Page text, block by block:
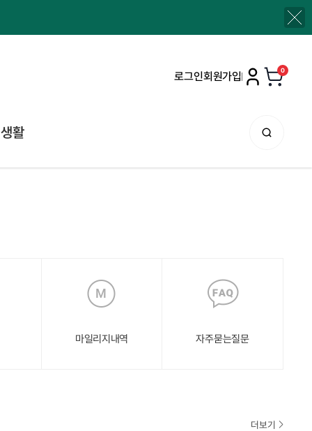
로그인회원가입 0
생활
마일리지내역 자주묻는질문
더보기